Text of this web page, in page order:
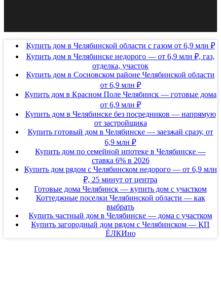
Купить дом в Челябинской области с газом от 6,9 млн ₽
Купить дом в Челябинске недорого — от 6,9 млн ₽, газ,
отделка, участок
Купить дом в Сосновском районе Челябинской области
от 6,9 млн ₽
Купить дом в Красном Поле Челябинск — готовые дома
от 6,9 млн ₽
Купить дом в Челябинске без посредников — напрямую
от застройщика
Купить готовый дом в Челябинске — заезжай сразу, от
6,9 млн ₽
Купить дом по семейной ипотеке в Челябинске —
ставка 6% в 2026
Купить дом рядом с Челябинском недорого — от 6,9 млн
₽, 25 минут от центра
Готовые дома Челябинск — купить дом с участком
Коттеджные поселки Челябинской области — как
выбрать
Купить частный дом в Челябинске — дома с участком
Купить загородный дом рядом с Челябинском — КП
ЁЛКИно